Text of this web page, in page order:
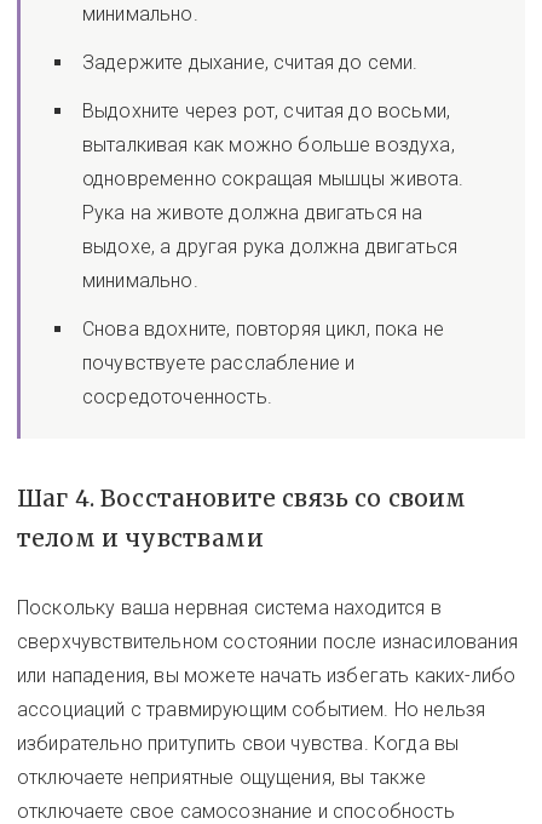
минимально.
Задержите дыхание, считая до семи.
Выдохните через рот, считая до восьми,
выталкивая как можно больше воздуха,
одновременно сокращая мышцы живота.
Рука на животе должна двигаться на
выдохе, а другая рука должна двигаться
минимально.
Снова вдохните, повторяя цикл, пока не
почувствуете расслабление и
сосредоточенность.
Шаг 4. Восстановите связь со своим
телом и чувствами
Поскольку ваша нервная система находится в
сверхчувствительном состоянии после изнасилования
или нападения, вы можете начать избегать каких-либо
ассоциаций с травмирующим событием. Но нельзя
избирательно притупить свои чувства. Когда вы
отключаете неприятные ощущения, вы также
отключаете свое самосознание и способность